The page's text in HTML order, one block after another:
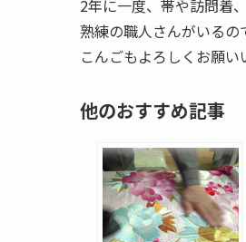
2年に一度、帯や訪問着
熟練の職人さんがいるの
こんごもよろしくお願い
他のおすすめ記事